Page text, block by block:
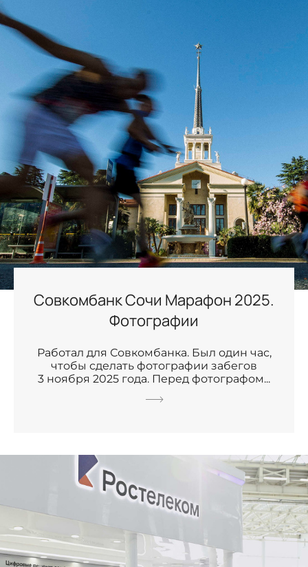
Совкомбанк Сочи Марафон 2025.
Фотографии
Работал для Совкомбанка. Был один час,
чтобы сделать фотографии забегов
3 ноября 2025 года. Перед фотографом...